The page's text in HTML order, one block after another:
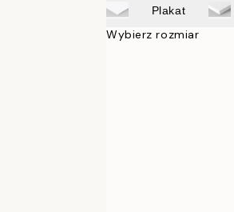
Plakat
Wybierz rozmiar